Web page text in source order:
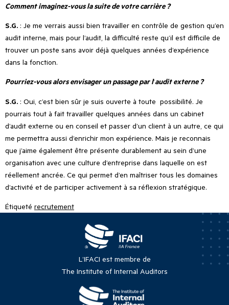
Comment imaginez-vous la suite de votre carrière ?
S.G. : Je me verrais aussi bien travailler en contrôle de gestion qu’en
audit interne, mais pour l’audit, la difficulté reste qu’il est difficile de
trouver un poste sans avoir déjà quelques années d’expérience
dans la fonction.
Pourriez-vous alors envisager un passage par l’audit externe ?
S.G. : Oui, c’est bien sûr je suis ouverte à toute possibilité. Je
pourrais tout à fait travailler quelques années dans un cabinet
d’audit externe ou en conseil et passer d’un client à un autre, ce qui
me permettra aussi d’enrichir mon expérience. Mais je reconnais
que j’aime également être présente durablement au sein d’une
organisation avec une culture d’entreprise dans laquelle on est
réellement ancrée. Ce qui permet d’en maîtriser tous les domaines
d’activité et de participer activement à sa réflexion stratégique.
Étiqueté recrutement
L’IFACI est membre de
The Institute of Internal Auditors